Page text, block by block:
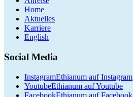
Home
Aktuelles
Karriere
English
Social Media
InstagramEthianum auf Instagram
YoutubeEthianum auf Youtube
FacebookEthianum auf Facebook